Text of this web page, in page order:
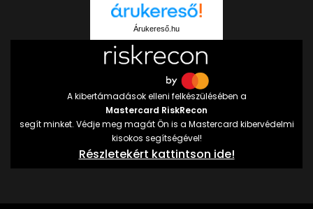
Árukereső.hu
A kibertámadások elleni felkészülésében a
Mastercard RiskRecon
segít minket. Védje meg magát Ön is a Mastercard kibervédelmi
kisokos segítségével!
Részletekért kattintson ide!